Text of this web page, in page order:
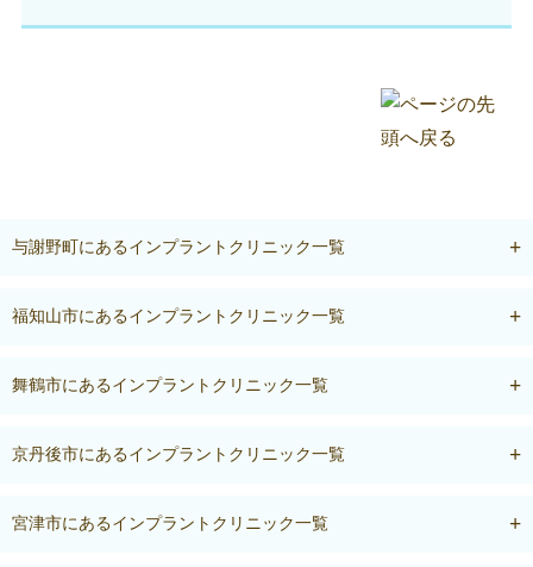
与謝野町にあるインプラントクリニック一覧
福知山市にあるインプラントクリニック一覧
舞鶴市にあるインプラントクリニック一覧
京丹後市にあるインプラントクリニック一覧
宮津市にあるインプラントクリニック一覧